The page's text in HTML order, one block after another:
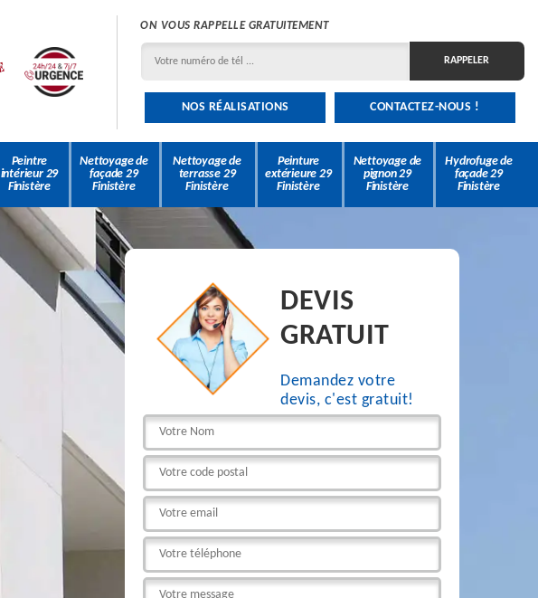
ON VOUS RAPPELLE GRATUITEMENT
NOS RÉALISATIONS CONTACTEZ-NOUS !
Peintre
intérieur 29
Finistère
Nettoyage de
façade 29
Finistère
Nettoyage de
terrasse 29
Finistère
Peinture
extérieure 29
Finistère
Nettoyage de
pignon 29
Finistère
Hydrofuge de
façade 29
Finistère
DEVIS
GRATUIT
Demandez votre
devis, c'est gratuit!